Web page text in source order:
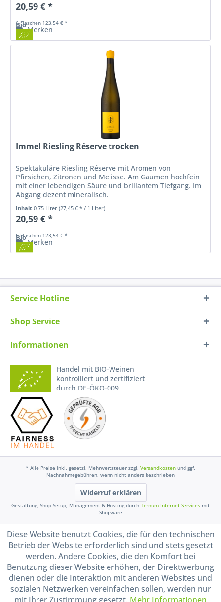
Bio
20,59 € *
6 Flaschen 123,54 € *
Merken
Bio
Immel Riesling Réserve trocken
Spektakuläre Riesling Réserve mit Aromen von
Pfirsichen, Zitronen und Melisse. Am Gaumen hochfein
mit einer lebendigen Säure und brillantem Tiefgang. Im
Abgang dezent mineralisch.
Inhalt0.75 Liter(27,45 € * / 1 Liter)
20,59 € *
6 Flaschen 123,54 € *
Merken
Service Hotline
Shop Service
Informationen
Handel mit BIO-Weinen
kontrolliert und zertifiziert
durch DE-ÖKO-009
* Alle Preise inkl. gesetzl. Mehrwertsteuer zzgl. Versandkosten und ggf.
Nachnahmegebühren, wenn nicht anders beschrieben
Widerruf erklären
Gestaltung, Shop-Setup, Management & Hosting durch Ternum Internet Services mit
Shopware
Diese Website benutzt Cookies, die für den technischen
Betrieb der Website erforderlich sind und stets gesetzt
werden. Andere Cookies, die den Komfort bei
Benutzung dieser Website erhöhen, der Direktwerbung
dienen oder die Interaktion mit anderen Websites und
sozialen Netzwerken vereinfachen sollen, werden nur
mit Ihrer Zustimmung gesetzt. Mehr Informationen